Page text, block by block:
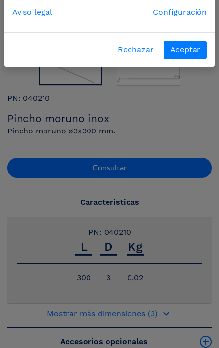
PN: 040210
Pincho moruno inox
Pincho moruno ø3x300 mm.
Consultar
Características
PN: 040210
300 3 0,02
Mostrar más dimensiones (3) keyboard_arrow_down
Accesorios opcionales
Aviso legal
Configuración
Rechazar Aceptar